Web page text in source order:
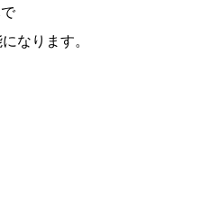
なります。